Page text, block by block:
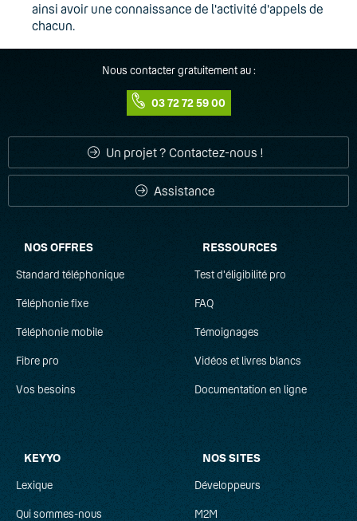
ainsi avoir une connaissance de l'activité d'appels de
chacun.
Nous contacter gratuitement au :
03 72 72 59 00
Un projet ? Contactez-nous !
Assistance
NOS OFFRES
Standard téléphonique
Téléphonie fixe
Téléphonie mobile
Fibre pro
Vos besoins
RESSOURCES
Test d'éligibilité pro
FAQ
Témoignages
Vidéos et livres blancs
Documentation en ligne
KEYYO
Lexique
Qui sommes-nous
NOS SITES
Développeurs
M2M